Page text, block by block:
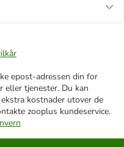
epost-adressen din for
eller tjenester. Du kan
kostnader utover de
zooplus kundeservice.